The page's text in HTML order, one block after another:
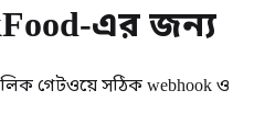
এর জন্য
গেটওয়ে সঠিক webhook ও